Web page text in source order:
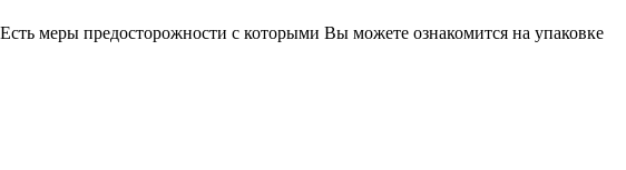
меры предосторожности с которыми Вы можете ознакомится на упаковке